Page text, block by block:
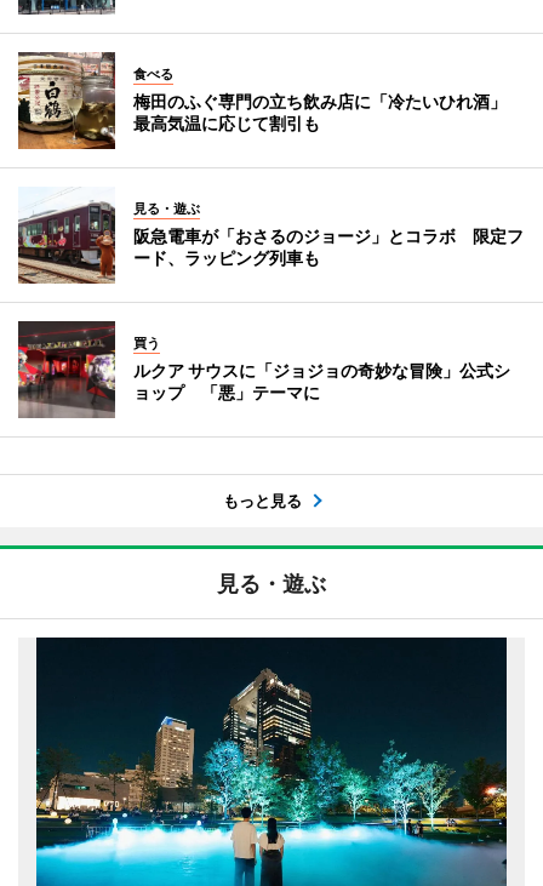
食べる
梅田のふぐ専門の立ち飲み店に「冷たいひれ酒」
最高気温に応じて割引も
見る・遊ぶ
阪急電車が「おさるのジョージ」とコラボ 限定フ
ード、ラッピング列車も
買う
ルクア サウスに「ジョジョの奇妙な冒険」公式シ
ョップ 「悪」テーマに
もっと見る
見る・遊ぶ